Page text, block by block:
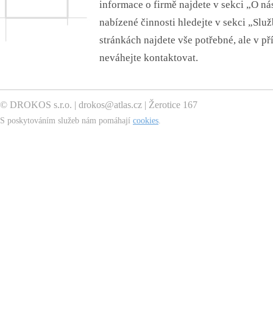
informace o firmě najdete v sekci „O
nabízené činnosti hledejte v sekci
stránkách najdete vše potřebné, ale v
neváhejte kontaktovat.
© DROKOS s.r.o. | drokos@atlas.cz | Žerotice 167
S poskytováním služeb nám pomáhají cookies